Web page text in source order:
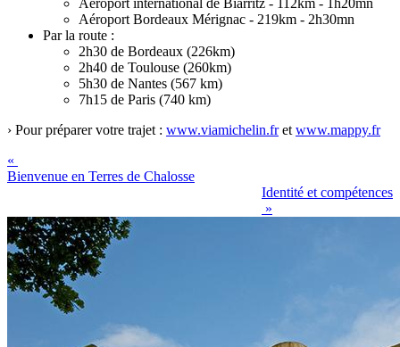
Aéroport international de Biarritz - 112km - 1h20mn
Aéroport Bordeaux Mérignac - 219km - 2h30mn
Par la route :
2h30 de Bordeaux (226km)
2h40 de Toulouse (260km)
5h30 de Nantes (567 km)
7h15 de Paris (740 km)
› Pour préparer votre trajet : www.viamichelin.fret www.mappy.fr
«
Bienvenue en Terres de Chalosse
Identité et compétences
»